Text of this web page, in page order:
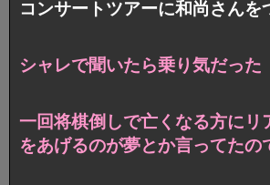
コンサートツアーに和尚さんを
シャレで聞いたら乗り気だっ
一回将棋倒しで亡くなる方にリ
をあげるのが夢とか言ってた